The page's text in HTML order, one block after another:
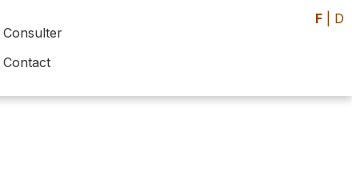
Consulter
Contact
F D